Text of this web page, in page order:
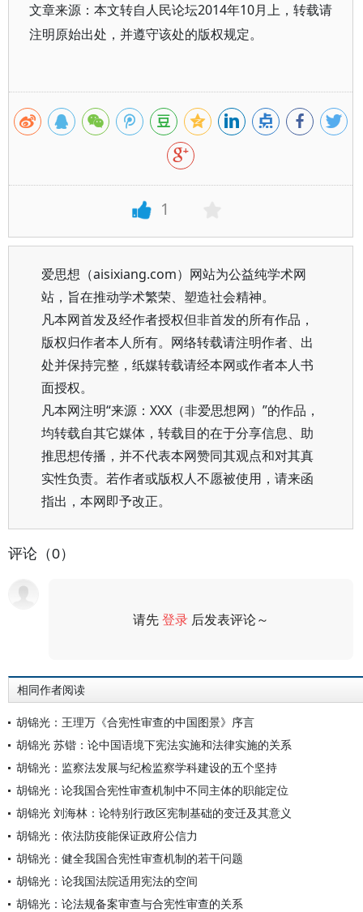
文章来源：本文转自人民论坛2014年10月上，转载请
注明原始出处，并遵守该处的版权规定。
1
爱思想（aisixiang.com）网站为公益纯学术网
站，旨在推动学术繁荣、塑造社会精神。
凡本网首发及经作者授权但非首发的所有作品，
版权归作者本人所有。网络转载请注明作者、出
处并保持完整，纸媒转载请经本网或作者本人书
面授权。
凡本网注明“来源：XXX（非爱思想网）”的作品，
均转载自其它媒体，转载目的在于分享信息、助
推思想传播，并不代表本网赞同其观点和对其真
实性负责。若作者或版权人不愿被使用，请来函
指出，本网即予改正。
评论（0）
请先登录 后发表评论～
相同作者阅读
胡锦光：王理万《合宪性审查的中国图景》序言
胡锦光 苏锴：论中国语境下宪法实施和法律实施的关系
胡锦光：监察法发展与纪检监察学科建设的五个坚持
胡锦光：论我国合宪性审查机制中不同主体的职能定位
胡锦光 刘海林：论特别行政区宪制基础的变迁及其意义
胡锦光：依法防疫能保证政府公信力
胡锦光：健全我国合宪性审查机制的若干问题
胡锦光：论我国法院适用宪法的空间
胡锦光：论法规备案审查与合宪性审查的关系